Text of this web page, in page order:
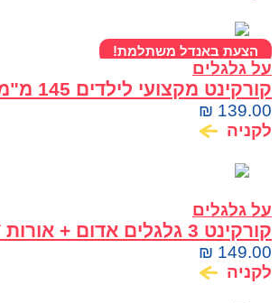
הצעת באנדל משתלמת!
על גלגלים
קורקינט
ומתכוונן OMEGA
₪ 139.00
לקניה
על גלגלים
קורקינט 3 גלגלים אדום + אורות Cool GRFFIT
₪ 149.00
לקניה